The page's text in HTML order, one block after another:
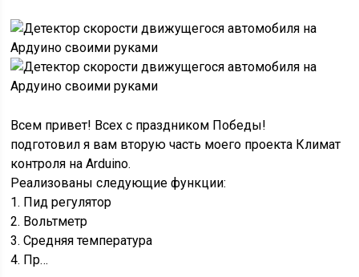
Всем привет! Всех с праздником Победы!
подготовил я вам вторую часть моего проекта Климат
контроля на Arduino.
Реализованы следующие функции:
1. Пид регулятор
2. Вольтметр
3. Средняя температура
4. Пр…